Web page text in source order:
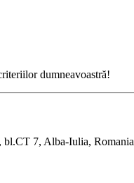
dumneavoastră!
bl.CT 7, Alba-Iulia, Romania